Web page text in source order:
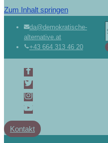
Zum Inhalt springen
da@demokratische-
alternative.at
+43 664 313 46 20
Kontakt